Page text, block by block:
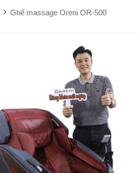
Ghế massage Oreni OR-500